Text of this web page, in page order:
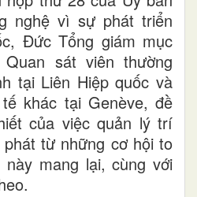
nghệ vì sự phát triển
Đức Tổng giám mục
Quan sát viên thường
tại Liên Hiệp quốc và
khác tại Genève, đề
của việc quản lý trí
từ những cơ hội to
mang lại, cùng với